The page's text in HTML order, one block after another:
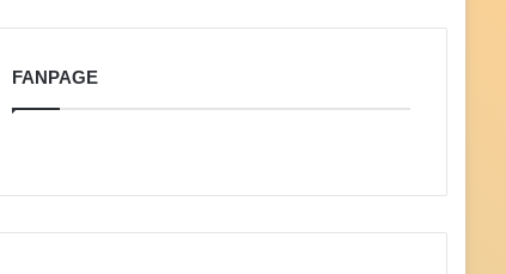
for
FANPAGE